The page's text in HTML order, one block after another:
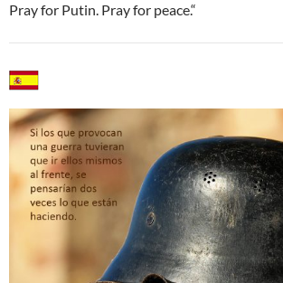
Pray for Putin. Pray for peace.“